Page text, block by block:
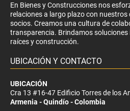
En Bienes y Construcciones nos
relaciones a largo plazo con nuestros
socios. Creamos una cultura de
transparencia. Brindamos soluciones
raíces y construcción.
UBICACIÓN Y CONTACTO
UBICACIÓN
Cra 13 #16-47 Edificio Torres de los
Armenia - Quindío - Colombia